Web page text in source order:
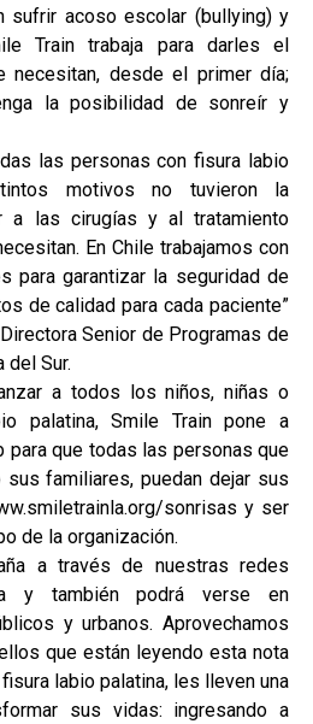
sufrir acoso escolar (bullying) y
Train trabaja para darles el
necesitan, desde el primer día;
la posibilidad de sonreír y
las personas con fisura labio
motivos no tuvieron la
a las cirugías y al tratamiento
En Chile trabajamos con
para garantizar la seguridad de
de calidad para cada paciente”
Senior de Programas de
del Sur.
a todos los niños, niñas o
palatina, Smile Train pone a
que todas las personas que
familiares, puedan dejar sus
sonrisas y ser
de la organización.
a través de nuestras redes
y también podrá verse en
y urbanos. Aprovechamos
que están leyendo esta nota
fisura labio palatina, les lleven una
sus vidas: ingresando a